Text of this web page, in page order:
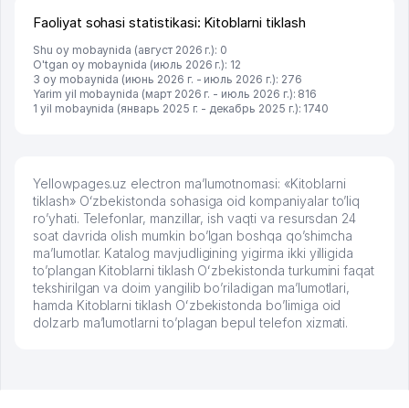
Faoliyat sohasi statistikasi: Kitoblarni tiklash
Shu oy mobaynida (август 2026 г.): 0
O'tgan oy mobaynida (июль 2026 г.): 12
3 oy mobaynida (июнь 2026 г. - июль 2026 г.): 276
Yarim yil mobaynida (март 2026 г. - июль 2026 г.): 816
1 yil mobaynida (январь 2025 г. - декабрь 2025 г.): 1740
Yellowpages.uz electron ma’lumotnomasi: «Kitoblarni
tiklash» Oʻzbekistonda sohasiga oid kompaniyalar to’liq
ro’yhati. Telefonlar, manzillar, ish vaqti va resursdan 24
soat davrida olish mumkin bo’lgan boshqa qo’shimcha
ma’lumotlar. Katalog mavjudligining yigirma ikki yilligida
to’plangan Kitoblarni tiklash Oʻzbekistonda turkumini faqat
tekshirilgan va doim yangilib bo’riladigan ma’lumotlari,
hamda Kitoblarni tiklash Oʻzbekistonda bo’limiga oid
dolzarb ma’lumotlarni to’plagan bepul telefon xizmati.